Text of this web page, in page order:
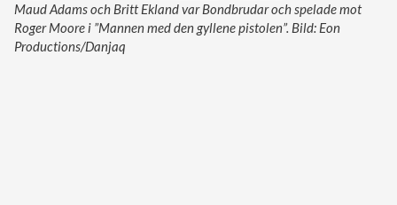
Maud Adams och Britt Ekland var Bondbrudar och spelade mot
Roger Moore i ”Mannen med den gyllene pistolen”. Bild: Eon
Productions/Danjaq